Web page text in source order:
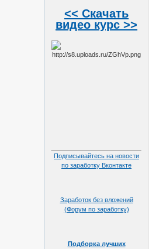
<< Скачать
видео курс >>
Подписывайтесь на новости
по заработку Вконтакте
Заработок без вложений
(Форум по заработку)
Подборка лучших